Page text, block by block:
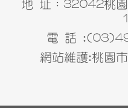
地 址：32042桃
電 話
網站維護:桃園